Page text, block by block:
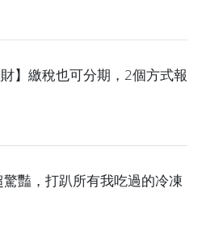
財】繳稅也可分期，2個方式報
豔，打趴所有我吃過的冷凍